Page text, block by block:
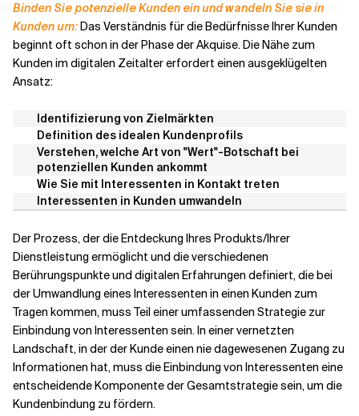
Binden Sie potenzielle Kunden ein und wandeln Sie sie in
Kunden um:Das Verständnis für die Bedürfnisse Ihrer Kunden
beginnt oft schon in der Phase der Akquise. Die Nähe zum
Kunden im digitalen Zeitalter erfordert einen ausgeklügelten
Ansatz:
Identifizierung von Zielmärkten
Definition des idealen Kundenprofils
Verstehen, welche Art von "Wert"-Botschaft bei
potenziellen Kunden ankommt
Wie Sie mit Interessenten in Kontakt treten
Interessenten in Kunden umwandeln
Der Prozess, der die Entdeckung Ihres Produkts/Ihrer
Dienstleistung ermöglicht und die verschiedenen
Berührungspunkte und digitalen Erfahrungen definiert, die bei
der Umwandlung eines Interessenten in einen Kunden zum
Tragen kommen, muss Teil einer umfassenden Strategie zur
Einbindung von Interessenten sein. In einer vernetzten
Landschaft, in der der Kunde einen nie dagewesenen Zugang zu
Informationen hat, muss die Einbindung von Interessenten eine
entscheidende Komponente der Gesamtstrategie sein, um die
Kundenbindung zu fördern.